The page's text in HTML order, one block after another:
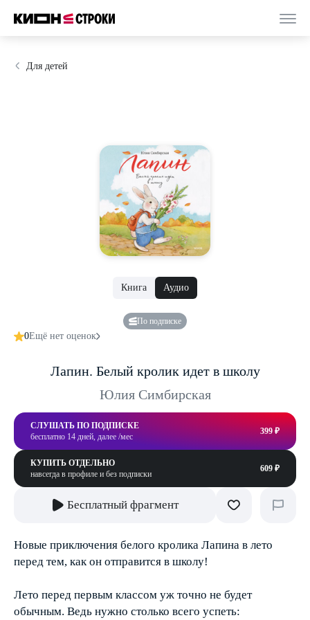
Для детей
Книга Аудио
По подписке
0Ещё нет оценок
Лапин. Белый кролик идет в школу
Юлия Симбирская
СЛУШАТЬ ПО ПОДПИСКЕ
бесплатно 14 дней, далее /мес
399 ₽
КУПИТЬ ОТДЕЛЬНО
навсегда в профиле и без подписки
609 ₽
Бесплатный фрагмент
Новые приключения белого кролика Лапина в лето
перед тем, как он отправится в школу!
Лето перед первым классом уж точно не будет
обычным. Ведь нужно столько всего успеть: